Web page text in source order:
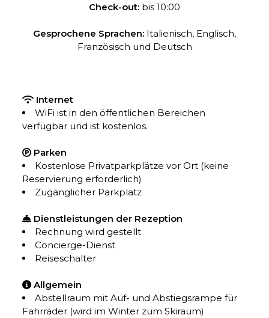
Check-out: bis 10:00
Gesprochene Sprachen: Italienisch, Englisch,
Französisch und Deutsch
Internet
WiFi ist in den öffentlichen Bereichen
verfügbar und ist kostenlos.
Parken
Kostenlose Privatparkplätze vor Ort (keine
Reservierung erforderlich)
Zugänglicher Parkplatz
Dienstleistungen der Rezeption
Rechnung wird gestellt
Concierge-Dienst
Reiseschalter
Allgemein
Abstellraum mit Auf- und Abstiegsrampe für
Fahrräder (wird im Winter zum Skiraum)